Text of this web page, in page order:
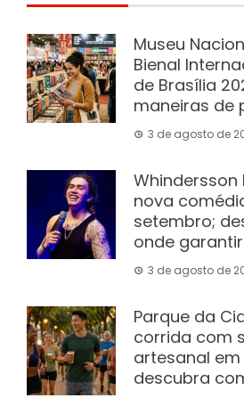
Museu
Bienal
de Brasília
maneiras de
3 de agosto de
Whindersson
nova
setembro;
onde
3 de agosto de
Parque da
corrida com
artesanal
descubra